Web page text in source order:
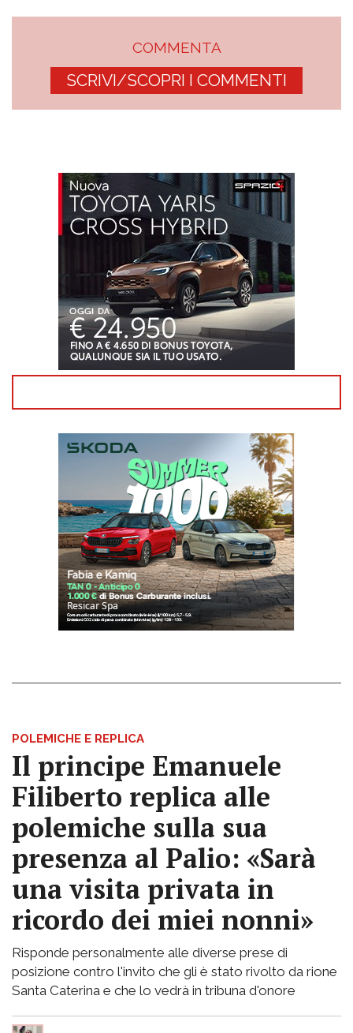
COMMENTA
SCRIVI/SCOPRI I COMMENTI
POLEMICHE E REPLICA
Il principe Emanuele
Filiberto replica alle
polemiche sulla sua
presenza al Palio: «Sarà
una visita privata in
ricordo dei miei nonni»
Risponde personalmente alle diverse prese di
posizione contro l'invito che gli è stato rivolto da rione
Santa Caterina e che lo vedrà in tribuna d'onore